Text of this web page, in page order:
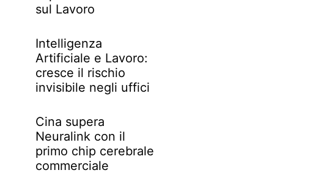
sul Lavoro
Intelligenza
Artificiale e Lavoro:
cresce il rischio
invisibile negli uffici
Cina supera
Neuralink con il
primo chip cerebrale
commerciale